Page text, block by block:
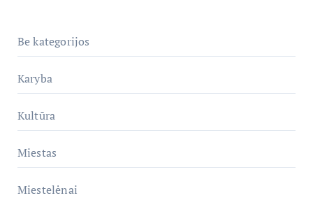
Be kategorijos
Karyba
Kultūra
Miestas
Miestelėnai